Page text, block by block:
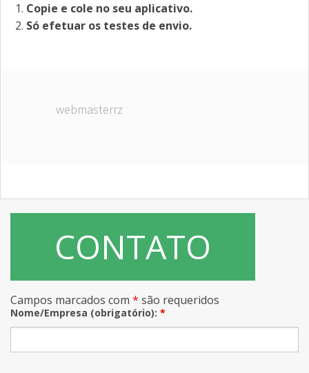
Copie e cole no seu aplicativo.
Só efetuar os testes de envio.
webmasterrz
CONTATO
Campos marcados com * são requeridos
Nome/Empresa (obrigatório): *